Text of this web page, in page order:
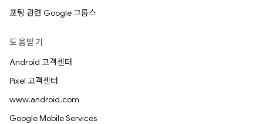
포팅 관련 Google 그룹스
도움받기
Android 고객센터
Pixel 고객센터
www.android.com
Google Mobile Services